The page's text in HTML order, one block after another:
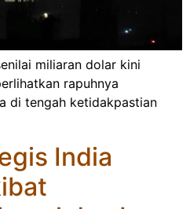
miliaran dolar kini
rapuhnya
di tengah ketidakpastian
India